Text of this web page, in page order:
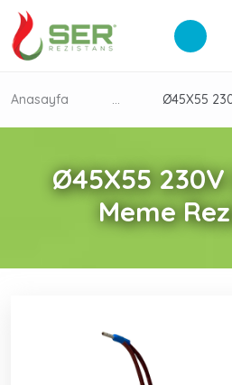
Ø45X55 230V
Meme
Anasayfa ...